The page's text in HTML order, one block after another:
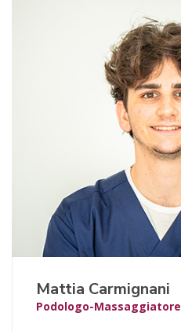
Mattia Carmignani
Podologo-Massaggiatore